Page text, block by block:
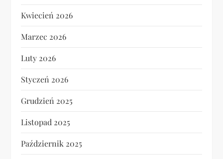
Kwiecień 2026
Marzec 2026
Luty 2026
Styczeń 2026
Grudzień 2025
Listopad 2025
Październik 2025